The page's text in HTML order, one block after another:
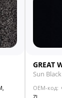
GREAT
Sun Black
OEM-код: